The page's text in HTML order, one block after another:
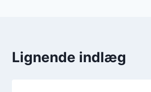
Lignende indlæg